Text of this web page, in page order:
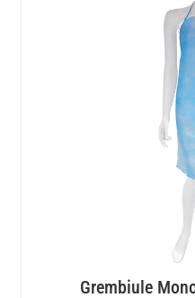
Grembiule